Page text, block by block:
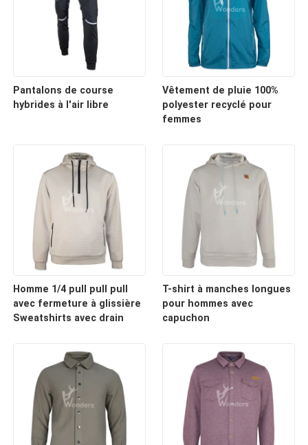
Pantalons de course
hybrides à l'air libre
Vêtement de pluie 100%
polyester recyclé pour
femmes
Homme 1/4 pull pull pull
avec fermeture à glissière
Sweatshirts avec drain
T-shirt à manches longues
pour hommes avec
capuchon